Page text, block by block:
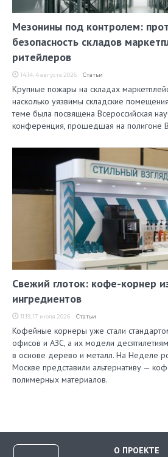
Мезонины под контролем:
безопасность складов
ритейлеров
14:14, 4 августа 2026 Статьи
Крупные пожары на складах
насколько уязвимы складские
теме была посвящена Всероссийская
конференция, прошедшая на полигоне
Свежий глоток: кофе-корнер
ингредиентов
11:19, 17 июля 2026 Статьи
Кофейные корнеры уже стали
офисов и АЗС, а их модели
в основе дерево и металл. На Неделе
Москве представили альтернативу —
полимерных материалов.
О ПРОЕКТЕ